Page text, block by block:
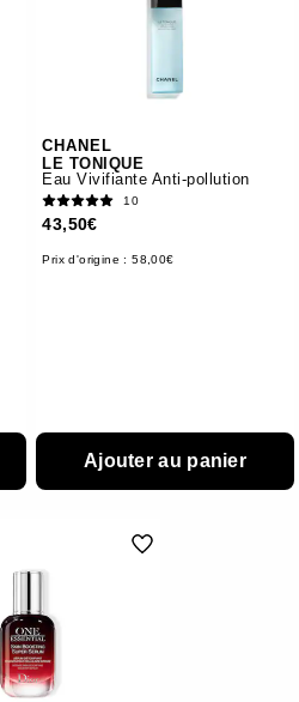
CHANEL
LE TONIQUE
Eau Vivifiante Anti-pollution
10
43,50€
Prix d'origine : 58,00€
Ajouter au panier